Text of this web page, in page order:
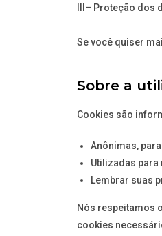
III– Proteção
Se você quiser
Sobre a
Cookies são
Anônimas,
Utilizadas para
Lembrar suas
Nós respeitamos
cookies